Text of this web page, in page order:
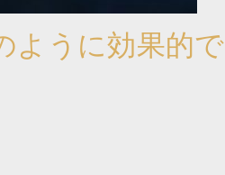
ように効果的で